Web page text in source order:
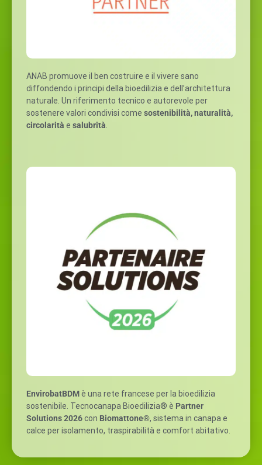
ANAB promuove il ben costruire e il vivere sano
diffondendo i principi della bioedilizia e dell’architettura
naturale. Un riferimento tecnico e autorevole per
sostenere valori condivisi come sostenibilità, naturalità,
circolarità e salubrità
EnvirobatBDMè una rete francese per la bioedilizia
sostenibile. Tecnocanapa Bioedilizia® è Partner
Solutions 2026con Biomattone®, sistema in canapa e
calce per isolamento, traspirabilità e comfort abitativo.